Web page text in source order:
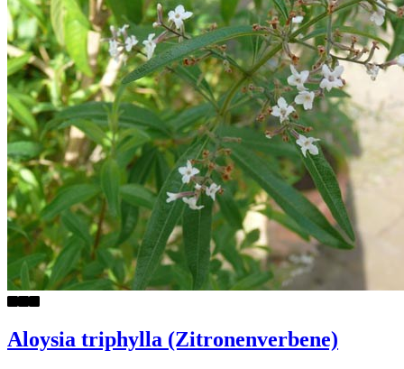
Aloysia triphylla (Zitronenverbene)